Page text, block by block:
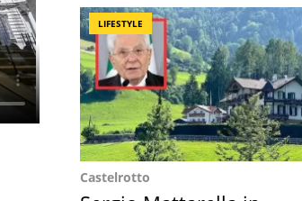
LIFESTYLE
Castelrotto